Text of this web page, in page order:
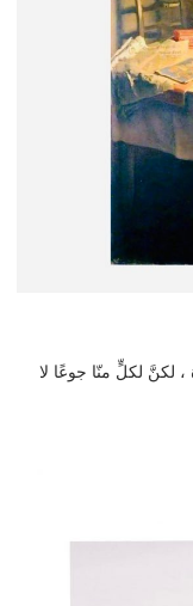
، لكنَّ لكلٍّ منّا جوعًا لا